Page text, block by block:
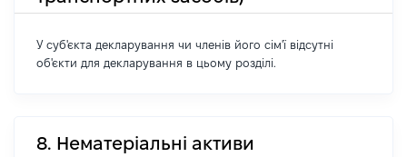
У суб'єкта декларування чи членів його сім'ї відсутні
об'єкти для декларування в цьому розділі.
8. Нематеріальні активи